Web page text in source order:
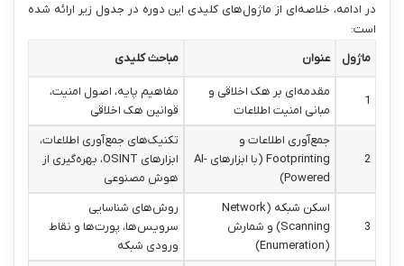
در ادامه، خلاصه‌ای از ماژول‌های کلیدی این دوره در جدول زیر ارائه شده
است:
ماژول
عنوان مباحث کلیدی
1
مقدمه‌ای بر هک اخلاقی و
مبانی امنیت اطلاعات
مفاهیم پایه، اصول امنیت،
قوانین هک اخلاقی
2
جمع‌آوری اطلاعات و
Footprinting (با ابزارهای AI-
Powered)
تکنیک‌های جمع‌آوری اطلاعات،
ابزارهای OSINT، بهره‌گیری از
هوش مصنوعی
3
اسکن شبکه (Network
Scanning) و شمارش
(Enumeration)
روش‌های شناسایی
سرویس‌ها، پورت‌ها و نقاط
ورودی شبکه